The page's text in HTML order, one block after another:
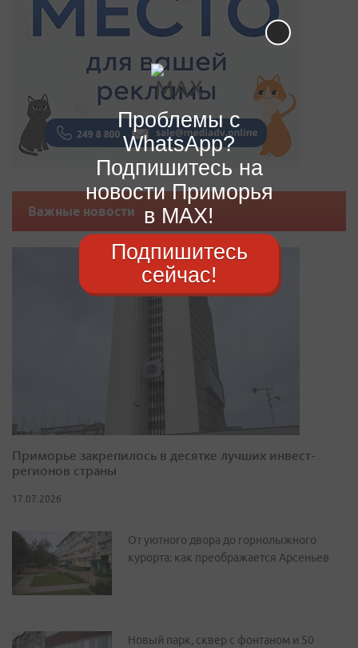
Важные новости
Приморье закрепилось в десятке лучших инвест-
регионов страны
17.07.2026
От уютного двора до горнолыжного
курорта: как преображается Арсеньев
Новый парк, сквер с фонтаном и 50
Проблемы с
WhatsApp?
Подпишитесь на
новости Приморья
в MAX!
Подпишитесь
сейчас!